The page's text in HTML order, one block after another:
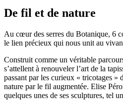
De fil et de nature
Au cœur des serres du Botanique, 6
le lien précieux qui nous unit au
Construit comme un véritable
s’attellent à renouveler l’art de la
passant par les curieux « tricotages »
nature par le fil augmentée. Elise
quelques unes de ses sculptures, tel